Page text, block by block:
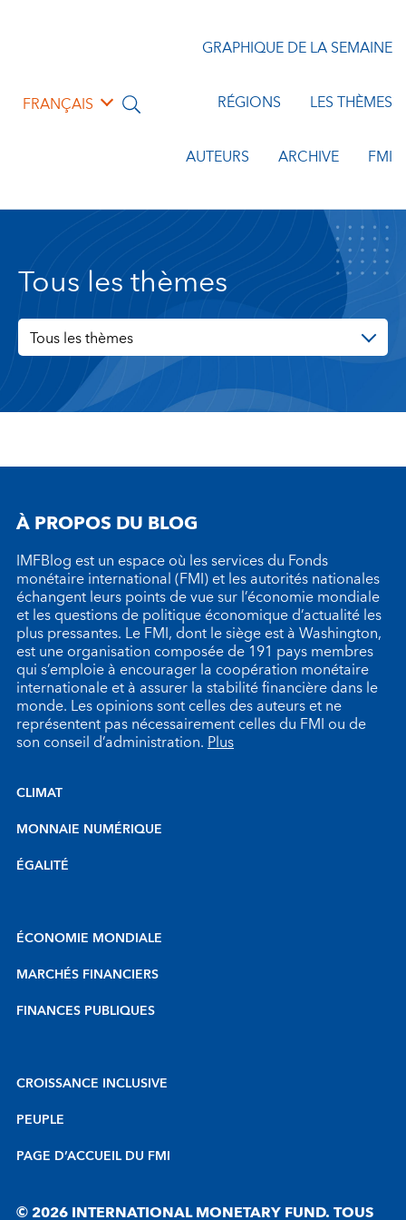
FRANÇAIS
GRAPHIQUE DE LA SEMAINE
RÉGIONS LES THÈMES
AUTEURS ARCHIVE FMI
Tous les thèmes
Tous les thèmes
À PROPOS DU BLOG
IMFBlog est un espace où les services du Fonds
monétaire international (FMI) et les autorités nationales
échangent leurs points de vue sur l’économie mondiale
et les questions de politique économique d’actualité les
plus pressantes. Le FMI, dont le siège est à Washington,
est une organisation composée de 191 pays membres
qui s’emploie à encourager la coopération monétaire
internationale et à assurer la stabilité financière dans le
monde. Les opinions sont celles des auteurs et ne
représentent pas nécessairement celles du FMI ou de
son conseil d’administration.Plus
CLIMAT
MONNAIE NUMÉRIQUE
ÉGALITÉ
ÉCONOMIE MONDIALE
MARCHÉS FINANCIERS
FINANCES PUBLIQUES
CROISSANCE INCLUSIVE
PEUPLE
PAGE D’ACCUEIL DU FMI
© 2026 INTERNATIONAL MONETARY FUND. TOUS